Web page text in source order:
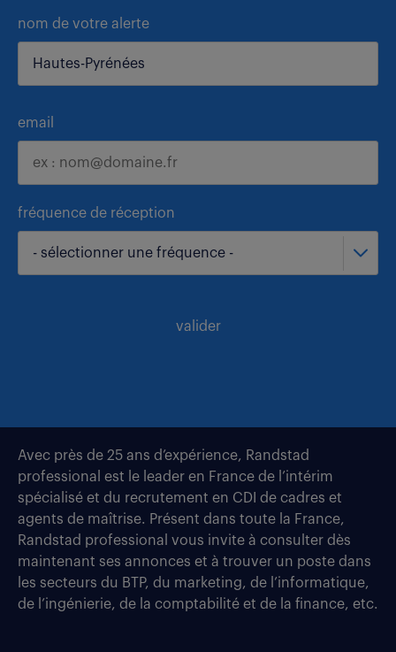
nom de votre alerte
email
fréquence de réception
- sélectionner une fréquence -
valider
Avec près de 25 ans d’expérience, Randstad
professional est le leader en France de l’intérim
spécialisé et du recrutement en CDI de cadres et
agents de maîtrise. Présent dans toute la France,
Randstad professional vous invite à consulter dès
maintenant ses annonces et à trouver un poste dans
les secteurs du BTP, du marketing, de l’informatique,
de l’ingénierie, de la comptabilité et de la finance, etc.